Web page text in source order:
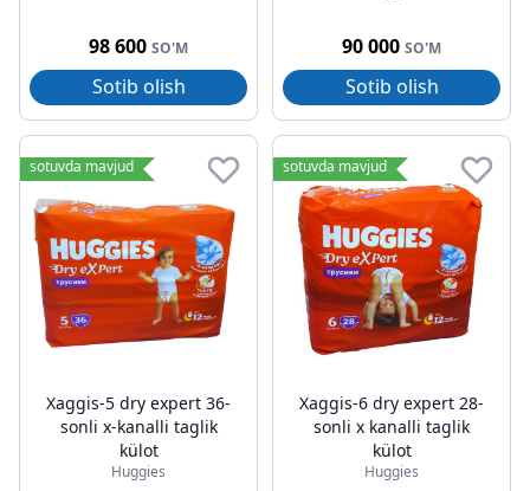
98 600 SO'M
Sotib olish
90 000 SO'M
Sotib olish
sotuvda mavjud
Xaggis-5 dry expert 36-
sonli x-kanalli taglik
külot
Huggies
sotuvda mavjud
Xaggis-6 dry expert 28-
sonli x kanalli taglik
külot
Huggies